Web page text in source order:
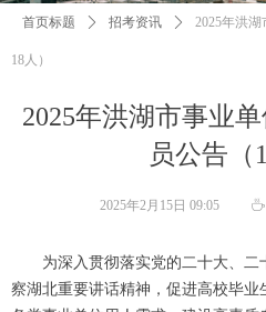
2025年洪湖市事业
员公告（
首页标题 ꄲ 招考资讯 ꄲ 2025年洪
18人）
为深入贯彻落实党的二十大、二
察湖北重要讲话精神，促进高校毕
2025年2月15日 09:05 ꄘ